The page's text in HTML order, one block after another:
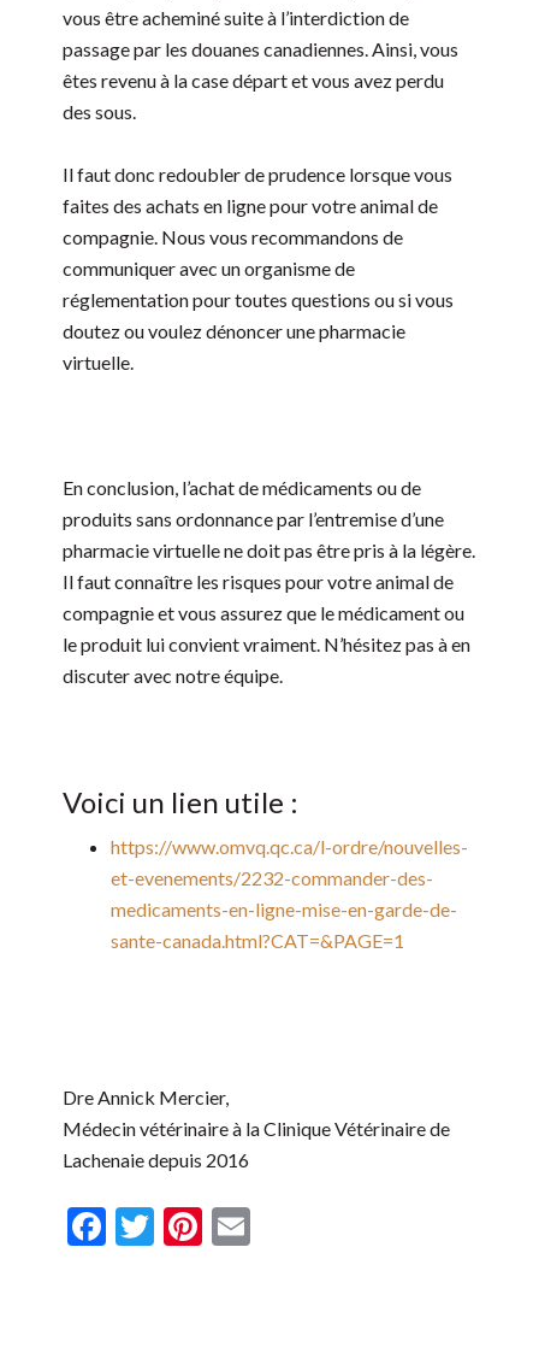
vous être acheminé suite à l’interdiction de
passage par les douanes canadiennes. Ainsi, vous
êtes revenu à la case départ et vous avez perdu
des sous.
Il faut donc redoubler de prudence lorsque vous
faites des achats en ligne pour votre animal de
compagnie. Nous vous recommandons de
communiquer avec un organisme de
réglementation pour toutes questions ou si vous
doutez ou voulez dénoncer une pharmacie
virtuelle.
En conclusion, l’achat de médicaments ou de
produits sans ordonnance par l’entremise d’une
pharmacie virtuelle ne doit pas être pris à la légère.
Il faut connaître les risques pour votre animal de
compagnie et vous assurez que le médicament ou
le produit lui convient vraiment. N’hésitez pas à en
discuter avec notre équipe.
Voici un lien utile :
https://www.omvq.qc.ca/l-ordre/nouvelles-
et-evenements/2232-commander-des-
medicaments-en-ligne-mise-en-garde-de-
sante-canada.html?CAT=&PAGE=1
Dre Annick Mercier,
Médecin vétérinaire à la Clinique Vétérinaire de
Lachenaie depuis 2016
Facebook
TwitterPinterest